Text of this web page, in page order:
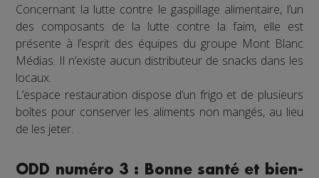
Concernant la lutte contre le gaspillage alimentaire, l’un
des composants de la lutte contre la faim, elle est
présente à l’esprit des équipes du groupe Mont Blanc
Médias. Il n’existe aucun distributeur de snacks dans les
locaux.
L’espace restauration dispose d’un frigo et de plusieurs
boîtes pour conserver les aliments non mangés, au lieu
de les jeter.
ODD numéro 3 : Bonne santé et bien-